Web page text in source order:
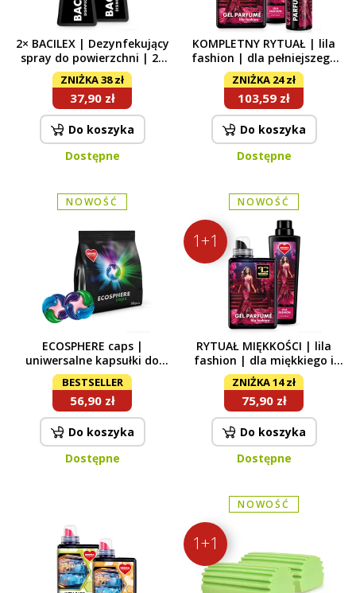
2× BACILEX | Dezynfekujący
spray do powierzchni | 2×
500 ml
ZNIŻKA 38 zł
37,90 zł
Do koszyka
Dostępne
KOMPLETNY RYTUAŁ | lila
fashion | dla pełniejszego
efektu zapachowego | gel
parfumé & płyn
zmiękczający & parfumage
| 1050 ml + 750 ml + 500 ml
ZNIŻKA 24 zł
103,59 zł
Do koszyka
Dostępne
NOWOŚĆ
ECOSPHERE caps |
uniwersalne kapsułki do
prania | skoncentrowane |
30 prań
BESTSELLER
56,90 zł
Do koszyka
Dostępne
NOWOŚĆ
1+1
RYTUAŁ MIĘKKOŚCI | lila
fashion | dla miękkiego i
pachnącego prania | żel
parfumé & płyn
zmiękczający | 1050 ml +
750 ml
ZNIŻKA 14 zł
75,90 zł
Do koszyka
Dostępne
NOWOŚĆ
1+1